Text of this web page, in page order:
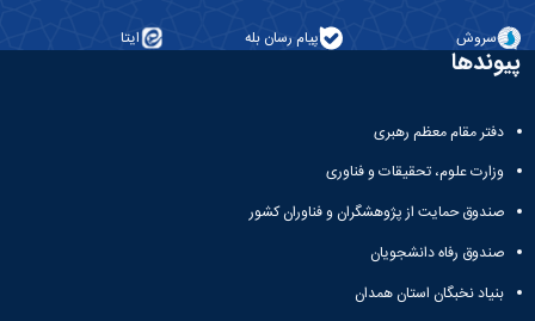
سروش پیام رسان بله ایتا
پیوندها
دفتر مقام معظم رهبری
وزارت علوم، تحقیقات و فناوری
صندوق حمایت از پژوهشگران و فناوران کشور
صندوق رفاه دانشجویان
بنیاد نخبگان استان همدان